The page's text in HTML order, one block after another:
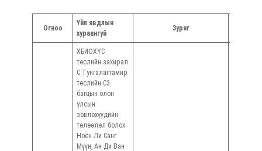
Огноо
Үйл явдлын
хураангуй
Зураг
ХБИОХҮС
төслийн захирал
С.Тунгалагтамир
төслийн С3
багцын олон
улсын
зөвлөхүүдийн
төлөөлөл болох
Ноён Ли Санг
Мүүн, Ан Ди Ван